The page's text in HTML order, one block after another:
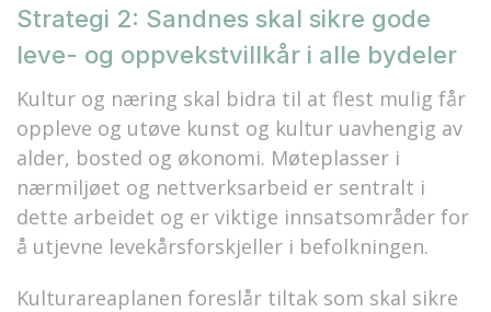
Strategi 2: Sandnes skal sikre gode
leve- og oppvekstvillkår i alle bydeler
Kultur og næring skal bidra til at flest mulig får
oppleve og utøve kunst og kultur uavhengig av
alder, bosted og økonomi. Møteplasser i
nærmiljøet og nettverksarbeid er sentralt i
dette arbeidet og er viktige innsatsområder for
å utjevne levekårsforskjeller i befolkningen.
Kulturareaplanen foreslår tiltak som skal sikre